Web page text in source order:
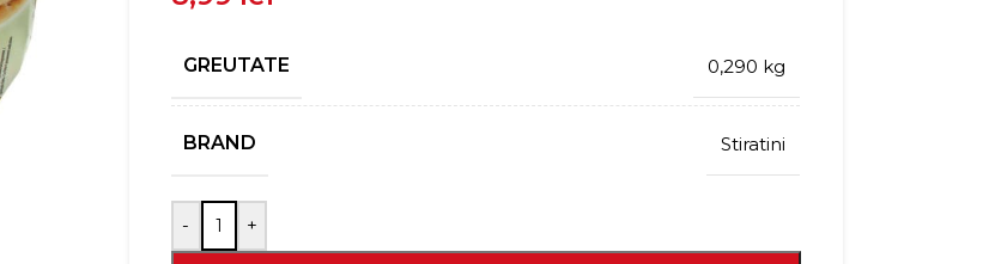
GREUTATE 0,290 kg
BRAND Stiratini
- +